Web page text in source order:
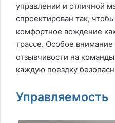
управлении и отличной
спроектирован так,
комфортное вождение
трассе. Особое
отзывчивости на
каждую поездку
Управляемость